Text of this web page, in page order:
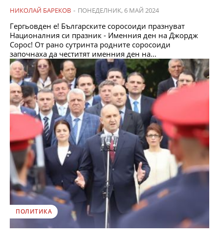
НИКОЛАЙ БАРЕКОВ - ПОНЕДЕЛНИК, 6 МАЙ 2024
Гергьовден е! Българските соросоиди празнуват
Националния си празник - Именния ден на Джордж
Сорос! От рано сутринта родните соросоиди
започнаха да честитят именния ден на...
ПОЛИТИКА